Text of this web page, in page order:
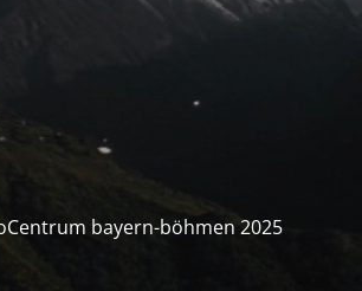
bayern-böhmen 2025